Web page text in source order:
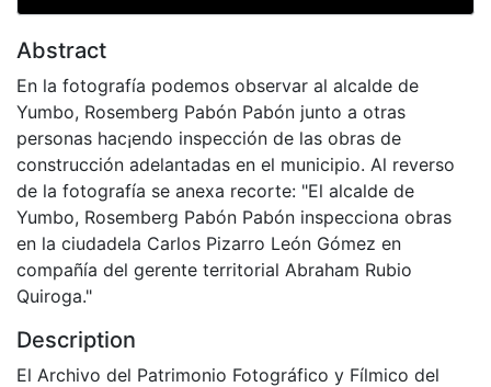
Abstract
En la fotografía podemos observar al alcalde de
Yumbo, Rosemberg Pabón Pabón junto a otras
personas hac¡endo inspección de las obras de
construcción adelantadas en el municipio. Al reverso
de la fotografía se anexa recorte: "El alcalde de
Yumbo, Rosemberg Pabón Pabón inspecciona obras
en la ciudadela Carlos Pizarro León Gómez en
compañía del gerente territorial Abraham Rubio
Quiroga."
Description
El Archivo del Patrimonio Fotográfico y Fílmico del